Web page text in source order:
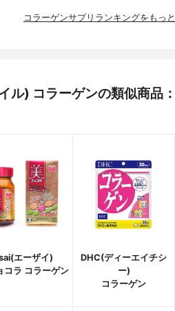
コラーゲンサプリランキングをもっ
) コラーゲンの類似商品
エーザイ)
コラ コラーゲン
DHC(ディーエイチシ
ー)
コラーゲン